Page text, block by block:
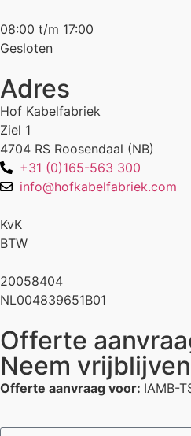
08:00 t/m 17:00
Gesloten
Adres
Hof Kabelfabriek
Ziel 1
4704 RS Roosendaal (NB)
+31 (0)165-563 300
info@hofkabelfabriek.com
KvK
BTW
20058404
NL004839651B01
Offerte
Neem
Offerte aanvraag voor: IAMB-